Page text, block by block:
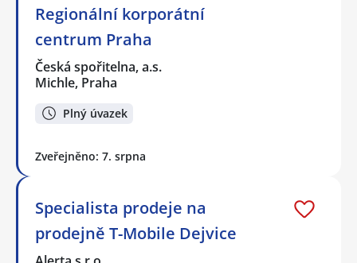
Regionální korporátní
centrum Praha
Česká spořitelna, a.s.
Michle, Praha
Plný úvazek
Zveřejněno: 7. srpna
Specialista prodeje na
prodejně T-Mobile Dejvice